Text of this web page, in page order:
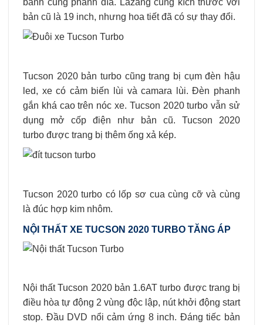
bản cũ là 19 inch, nhưng hoa tiết đã có sự thay đổi.
Tucson 2020 bản turbo cũng trang bị cụm đèn hậu
led, xe có cảm biến lùi và camara lùi. Đèn phanh
gắn khá cao trên nóc xe. Tucson 2020 turbo vẫn sử
dụng mở cốp điện như bản cũ. Tucson 2020
turbo được trang bị thêm ống xả kép.
Tucson 2020 turbo có lốp sơ cua cùng cỡ và cùng
là đúc hợp kim nhôm.
NỘI THẤT XE TUCSON 2020 TURBO TĂNG ÁP
Nội thất Tucson 2020 bản 1.6AT turbo được trang bị
điều hòa tự động 2 vùng độc lập, nút khởi động start
stop. Đầu DVD nổi cảm ứng 8 inch. Đáng tiếc bản